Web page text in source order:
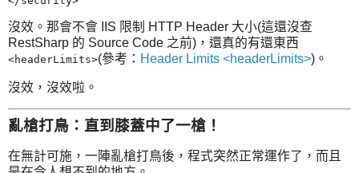
沒效。那會不會 IIS 限制 HTTP Header 大小(這還沒查
RestSharp 的 Source Code 之前)，還真的有還東西
<headerLimits>(參考： Header Limits <headerLimits>)。
沒效，沒效啦。
亂槍打鳥：直到膝蓋中了一槍！
在無計可施，一陣亂槍打鳥後，程式突然正常運作了，而且